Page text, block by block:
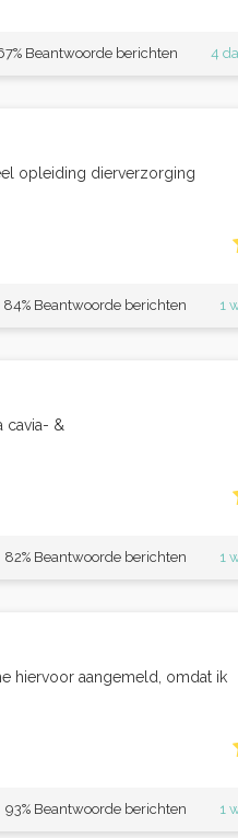
4
Beantwoorde berichten
opleiding dierverzorging
1
84% Beantwoorde berichten
cavia- &
1
82% Beantwoorde berichten
hiervoor aangemeld, omdat ik
1
93% Beantwoorde berichten